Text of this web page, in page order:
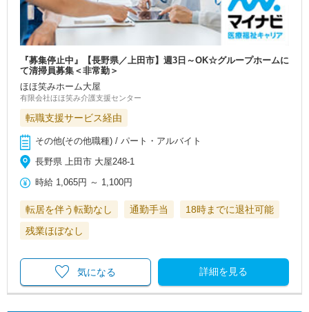
『募集停止中』【長野県／上田市】週3日～OK☆グループホームに
て清掃員募集＜非常勤＞
ほほ笑みホーム大屋
有限会社ほほ笑み介護支援センター
転職支援サービス経由
その他(その他職種) / パート・アルバイト
長野県 上田市 大屋248-1
時給 1,065円 ～ 1,100円
転居を伴う転勤なし 通勤手当
18時までに退社可能
残業ほぼなし
詳細を見る
気になる